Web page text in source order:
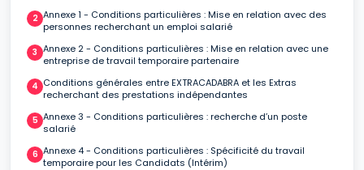
Annexe 1 - Conditions particulières : Mise en relation avec des
personnes recherchant un emploi salarié
Annexe 2 - Conditions particulières : Mise en relation avec une
entreprise de travail temporaire partenaire
Conditions générales entre EXTRACADABRA et les Extras
recherchant des prestations indépendantes
Annexe 3 - Conditions particulières : recherche d’un poste
salarié
Annexe 4 - Conditions particulières : Spécificité du travail
temporaire pour les Candidats (Intérim)